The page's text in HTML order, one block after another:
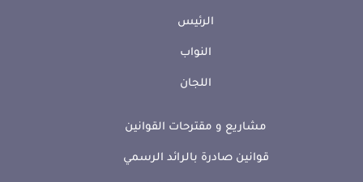
الرئيس
النواب
اللجان
مشاريع و مقترحات القوانين
قوانين صادرة بالرائد الرسمي